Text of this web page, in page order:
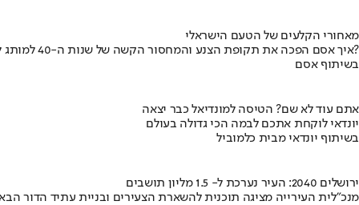
מאחורי הקלעים של הטעם הישראלי
איך אסם הפכה את תקופת הצנע והמחסור הקשה של שנות ה-40 למותג לאומי?
בשיתוף אסם
אתם עוד לא שם? הטיסה למונדיאל כבר יצאה
יונדאי לוקחת אתכם לבמה הכי גדולה בעולם
בשיתוף יונדאי מבית כלמוביל
ירושלים 2040: העיר נערכת ל- 1.5 מליון תושבים
מנכ"לית העירייה מציגה תוכנית להשארת הצעירים ובניית עתיד הדור